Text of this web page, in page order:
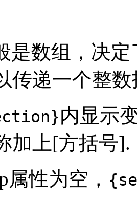
是数组，决定
传递一个整
内显示
加上[方括号].
属性为空，